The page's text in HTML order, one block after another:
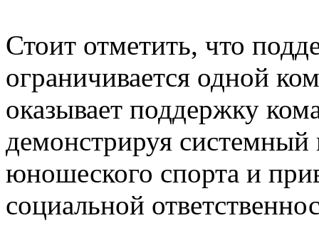
Стоит отметить, что
ограничивается одной
оказывает поддержку
демонстрируя системный
юношеского спорта и
социальной